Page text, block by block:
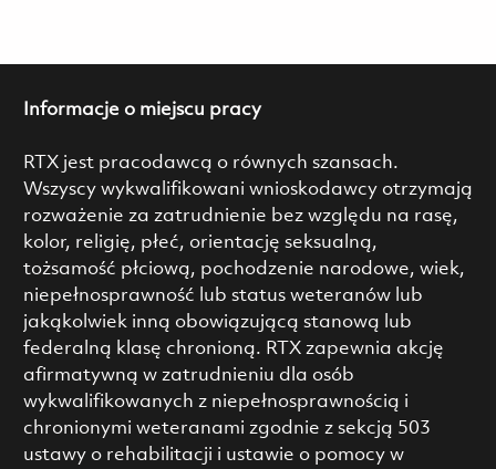
Informacje o miejscu pracy
RTX jest pracodawcą o równych szansach.
Wszyscy wykwalifikowani wnioskodawcy otrzymają
rozważenie za zatrudnienie bez względu na rasę,
kolor, religię, płeć, orientację seksualną,
tożsamość płciową, pochodzenie narodowe, wiek,
niepełnosprawność lub status weteranów lub
jakąkolwiek inną obowiązującą stanową lub
federalną klasę chronioną. RTX zapewnia akcję
afirmatywną w zatrudnieniu dla osób
wykwalifikowanych z niepełnosprawnością i
chronionymi weteranami zgodnie z sekcją 503
ustawy o rehabilitacji i ustawie o pomocy w